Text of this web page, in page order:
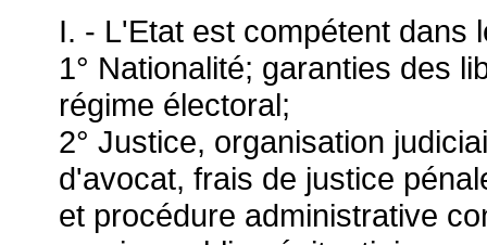
I. - L'Etat est compétent dans
1° Nationalité; garanties des
régime électoral;
2° Justice, organisation
d'avocat, frais de justice
et procédure administrative